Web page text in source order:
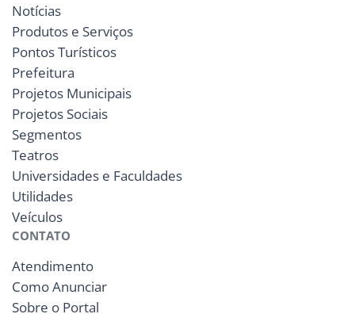
Notícias
Produtos e Serviços
Pontos Turísticos
Prefeitura
Projetos Municipais
Projetos Sociais
Segmentos
Teatros
Universidades e Faculdades
Utilidades
Veículos
CONTATO
Atendimento
Como Anunciar
Sobre o Portal